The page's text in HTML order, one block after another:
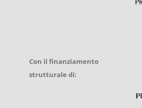
Con il finanziamento
strutturale di: